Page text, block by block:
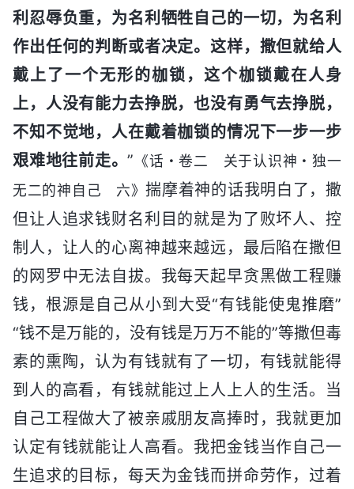
利忍辱负重，为名利牺牲自己的一切，为名利
作出任何的判断或者决定。这样，撒但就给人
戴上了一个无形的枷锁，这个枷锁戴在人身
上，人没有能力去挣脱，也没有勇气去挣脱，
不知不觉地，人在戴着枷锁的情况下一步一步
艰难地往前走。” 《话・卷二 关于认识神・独一
无二的神自己 六》揣摩着神的话我明白了，撒
但让人追求钱财名利目的就是为了败坏人、控
制人，让人的心离神越来越远，最后陷在撒但
的网罗中无法自拔。我每天起早贪黑做工程赚
钱，根源是自己从小到大受“有钱能使鬼推磨”
“钱不是万能的，没有钱是万万不能的”等撒但毒
素的熏陶，认为有钱就有了一切，有钱就能得
到人的高看，有钱就能过上人上人的生活。当
自己工程做大了被亲戚朋友高捧时，我就更加
认定有钱就能让人高看。我把金钱当作自己一
生追求的目标，每天为金钱而拼命劳作，过着